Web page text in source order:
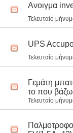
Ανοιγμα
Τελευταίο
UPS
Τελευταίο
Γεμάτη
το που βάζω
Τελευταίο